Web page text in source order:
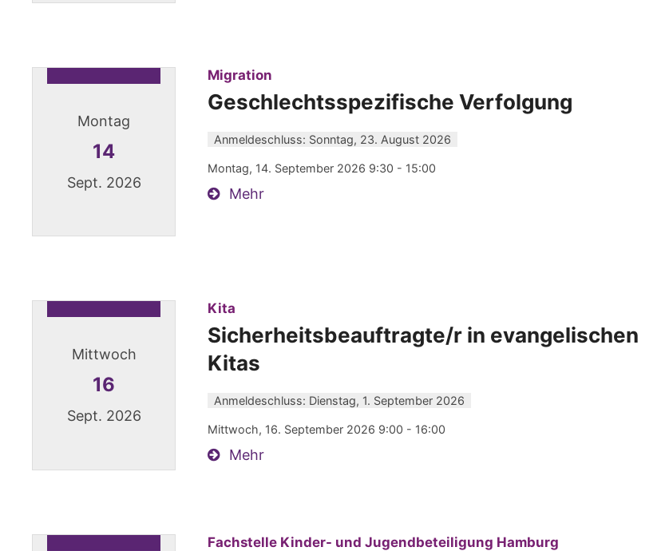
Montag
14
Sept. 2026
Migration
Geschlechtsspezifische Verfolgung
Anmeldeschluss: Sonntag, 23. August 2026
Montag, 14. September 2026 9:30 - 15:00
Mehr
Mittwoch
16
Sept. 2026
Kita
Sicherheitsbeauftragte/r in evangelischen
Kitas
Anmeldeschluss: Dienstag, 1. September 2026
Mittwoch, 16. September 2026 9:00 - 16:00
Mehr
Fachstelle Kinder- und Jugendbeteiligung Hamburg